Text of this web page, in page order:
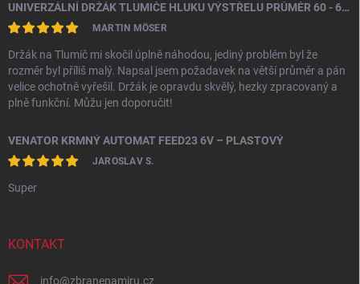
UNIVERZÁLNÍ DRŽÁK TLUMIČE HLUKU VÝSTŘELU PRŮMĚR 60 - 64,5 MM
MARTIN MÖSER
Držák na Tlumič mi skočil úplně náhodou, jediný problém byl že
rozměr byl příliš malý. Napsal jsem požadavek na větší průměr a pán
velice ochotně vyřešil. Držák je opravdu skvělý, hezky zpracovaný a
plně funkční. Můžu jen doporučit!
VENATOR KRMNÝ AUTOMAT FEED23 6V – PLASTOVÝ
JAROSLAV S.
Super
KONTAKT
info@zbranenamiru.cz